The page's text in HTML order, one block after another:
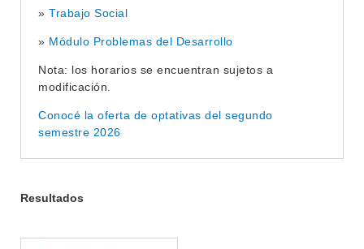
INSTITUCIONAL
DEPARTAMENTOS
» Trabajo Social
» Módulo Problemas del Desarrollo
Nota: los horarios se encuentran sujetos a
modificación.
Conocé la oferta de optativas del segundo
semestre 2026
Resultados